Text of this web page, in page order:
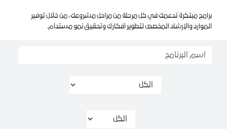
برامج مبتكرة تدعمك في كل مرحلة من مراحل مشروعك، من خلال توفير
الموارد والإرشاد المخصص لتطوير أفكارك وتحقيق نمو مستدام.